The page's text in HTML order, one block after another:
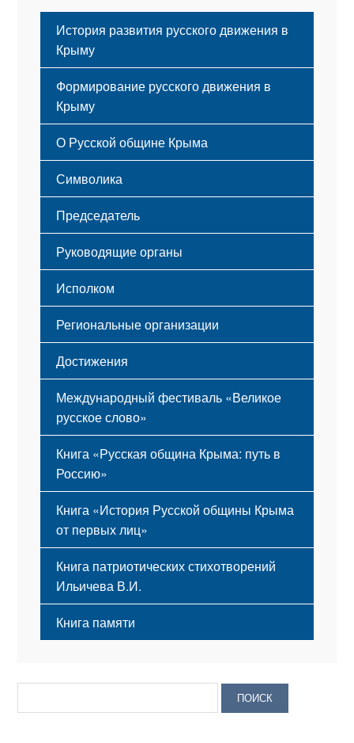
История развития русского движения в
Крыму
Формирование русского движения в
Крыму
Русский Крым
О Русской общине Крыма
Этапы становления
Принципы деятельности
Структура
Мероприятия
Символика
Флаг
Герб
Гимн
Председатель
Руководящие органы
Исполком
Региональные организации
Достижения
Международный фестиваль «Великое
русское слово»
Книга «Русская община Крыма: путь в
Россию»
Книга «История Русской общины Крыма
от первых лиц»
Книга патриотических стихотворений
Ильичева В.И.
Книга памяти